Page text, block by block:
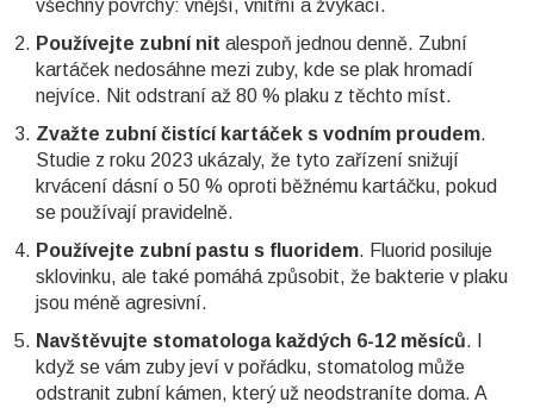
všechny povrchy: vnější, vnitřní a žvýkací.
Používejte zubní nit alespoň jednou denně. Zubní
kartáček nedosáhne mezi zuby, kde se plak hromadí
nejvíce. Nit odstraní až 80 % plaku z těchto míst.
Zvažte zubní čistící kartáček s vodním proudem.
Studie z roku 2023 ukázaly, že tyto zařízení snižují
krvácení dásní o 50 % oproti běžnému kartáčku, pokud
se používají pravidelně.
Používejte zubní pastu s fluoridem. Fluorid posiluje
sklovinku, ale také pomáhá způsobit, že bakterie v plaku
jsou méně agresivní.
Navštěvujte stomatologa každých 6-12 měsíců. I
když se vám zuby jeví v pořádku, stomatolog může
odstranit zubní kámen, který už neodstraníte doma. A